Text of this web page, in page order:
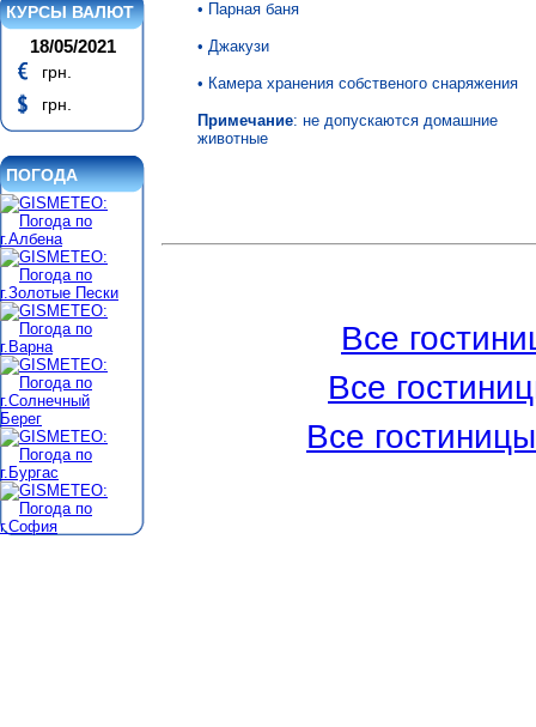
КУРСЫ ВАЛЮТ
18/05/2021
грн.
грн.
ПОГОДА
• Парная баня
• Джакузи
• Камера хранения собственого снаряжения
Примечание: не допускаются домашние
животные
Все
Все
Все